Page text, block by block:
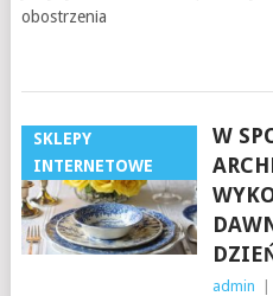
obostrzenia
SKLEPY
INTERNETOWE
W
admin